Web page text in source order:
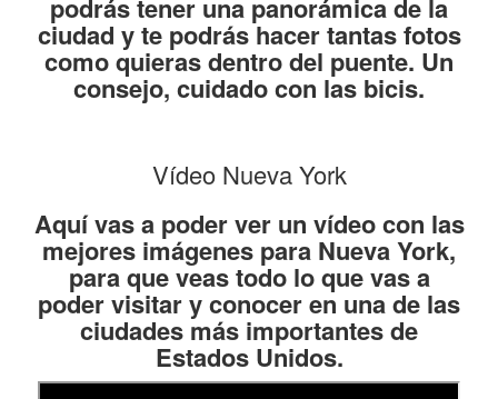
podrás tener una panorámica de la
ciudad y te podrás hacer tantas fotos
como quieras dentro del puente. Un
consejo, cuidado con las bicis.
Vídeo Nueva York
Aquí vas a poder ver un vídeo con las
mejores imágenes para Nueva York,
para que veas todo lo que vas a
poder visitar y conocer en una de las
ciudades más importantes de
Estados Unidos.